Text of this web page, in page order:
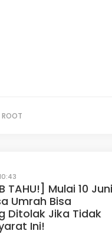
TAHU!] Mulai 10
Umrah Bisa
Ditolak Jika Tidak
Ini!